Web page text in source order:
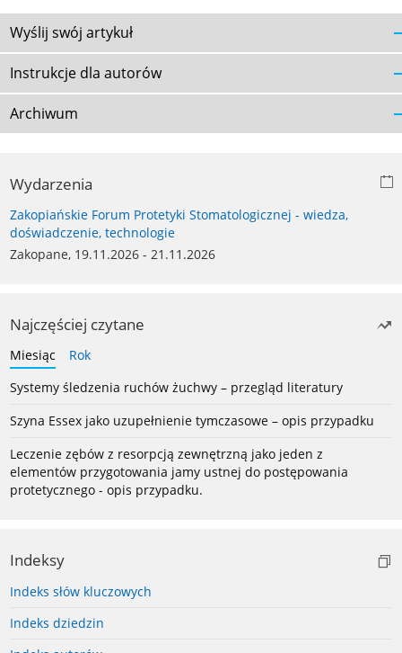
Wyślij swój artykuł
Instrukcje dla autorów
Archiwum
Wydarzenia
Zakopiańskie Forum Protetyki Stomatologicznej - wiedza,
doświadczenie, technologie
Zakopane, 19.11.2026 - 21.11.2026
Najczęściej czytane
Miesiąc
Rok
Systemy śledzenia ruchów żuchwy – przegląd literatury
Szyna Essex jako uzupełnienie tymczasowe – opis przypadku
Leczenie zębów z resorpcją zewnętrzną jako jeden z
elementów przygotowania jamy ustnej do postępowania
protetycznego - opis przypadku.
Indeksy
Indeks słów kluczowych
Indeks dziedzin